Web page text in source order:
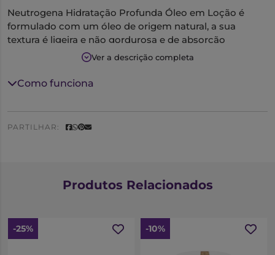
Neutrogena Hidratação Profunda Óleo em Loção é
formulado com um óleo de origem natural, a sua
textura é ligeira e não gordurosa e de absorção
imediata. Deixa a pele suave, nutrida e com uma
Aplique diariamente em todo o corpo de manhã e à
Ver a descrição completa
Como funciona
PARTILHAR:
Produtos Relacionados
-25% -10%